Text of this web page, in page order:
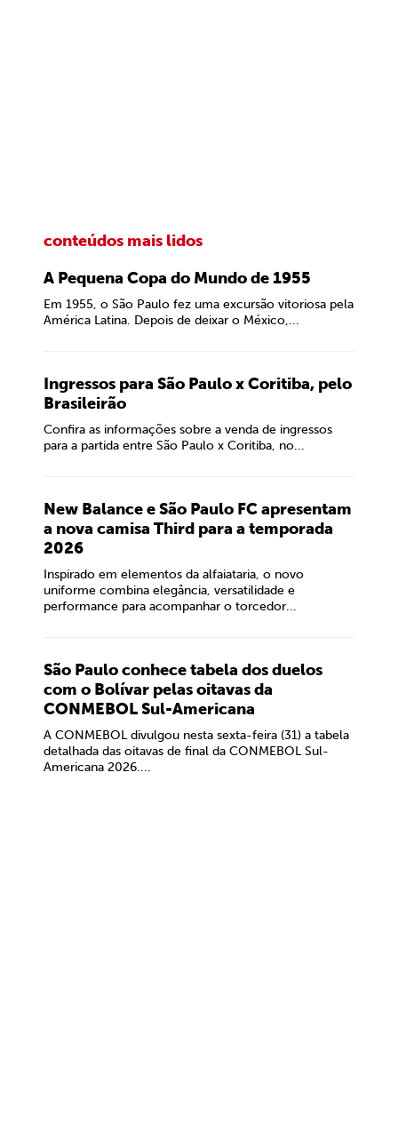
conteúdos mais lidos
A Pequena Copa do Mundo de 1955
Em 1955, o São Paulo fez uma excursão vitoriosa pela
América Latina. Depois de deixar o México,...
Ingressos para São Paulo x Coritiba, pelo
Brasileirão
Confira as informações sobre a venda de ingressos
para a partida entre São Paulo x Coritiba, no...
New Balance e São Paulo FC apresentam
a nova camisa Third para a temporada
2026
Inspirado em elementos da alfaiataria, o novo
uniforme combina elegância, versatilidade e
performance para acompanhar o torcedor...
São Paulo conhece tabela dos duelos
com o Bolívar pelas oitavas da
CONMEBOL Sul-Americana
A CONMEBOL divulgou nesta sexta-feira (31) a tabela
detalhada das oitavas de final da CONMEBOL Sul-
Americana 2026....